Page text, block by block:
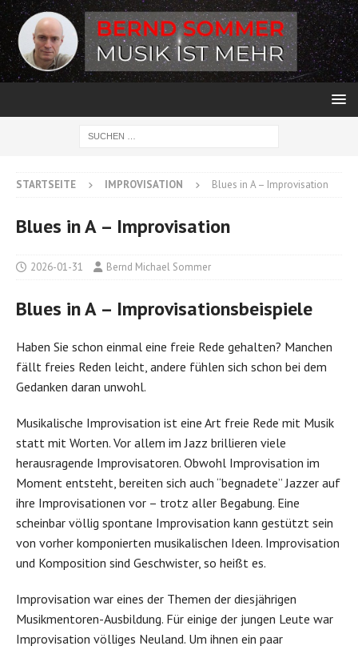
STARTSEITE IMPROVISATION Blues in A – Improvisation
Blues in A – Improvisation
2026-01-31 Bernd Michael Sommer
Blues in A – Improvisationsbeispiele
Haben Sie schon einmal eine freie Rede gehalten? Manchen
fällt freies Reden leicht, andere fühlen sich schon bei dem
Gedanken daran unwohl.
Musikalische Improvisation ist eine Art freie Rede mit Musik
statt mit Worten. Vor allem im Jazz brillieren viele
herausragende Improvisatoren. Obwohl Improvisation im
Moment entsteht, bereiten sich auch “begnadete” Jazzer auf
ihre Improvisationen vor – trotz aller Begabung. Eine
scheinbar völlig spontane Improvisation kann gestützt sein
von vorher komponierten musikalischen Ideen. Improvisation
und Komposition sind Geschwister, so heißt es.
Improvisation war eines der Themen der diesjährigen
Musikmentoren-Ausbildung. Für einige der jungen Leute war
Improvisation völliges Neuland. Um ihnen ein paar